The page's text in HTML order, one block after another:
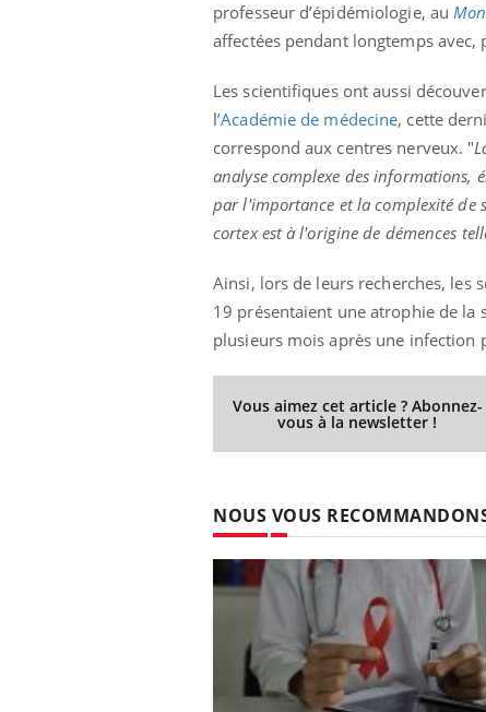
professeur d’épidémiologie, au
affectées pendant longtemps avec,
Les scientifiques ont aussi
l’Académie de médecine, cette
correspond aux centres nerveux. "
analyse complexe des informations,
par l'importance et la complexité de
cortex est à l'origine de démences
Ainsi, lors de leurs recherches, les
19 présentaient une atrophie de la
plusieurs mois après une infection
Vous aimez cet article ? Abonnez-
vous à la newsletter !
NOUS VOUS